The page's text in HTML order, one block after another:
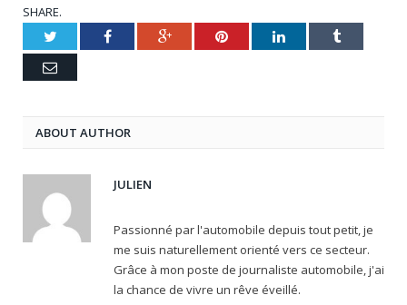
SHARE.
Twitter Facebook Google+ Pinterest LinkedIn Tumblr
Email
ABOUT AUTHOR
JULIEN
Passionné par l'automobile depuis tout petit, je
me suis naturellement orienté vers ce secteur.
Grâce à mon poste de journaliste automobile, j'ai
la chance de vivre un rêve éveillé.